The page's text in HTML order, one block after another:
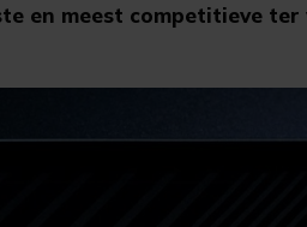
en meest competitieve ter